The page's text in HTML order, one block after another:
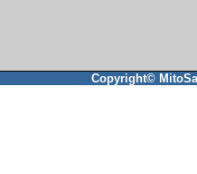
Copyright©